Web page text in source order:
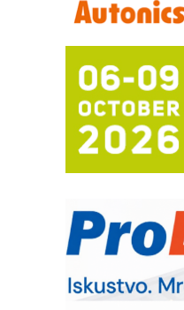
FANUC:
Efikasno
Automatizacija
(Shelf-Ready)
Potpuna
sistema
Trajna oznaka
IB
poverenja u
RMQ-TITAN
– Pametna
upravljanje